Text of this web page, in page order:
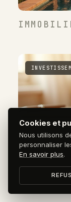
Cookies et
Nous utilisons
personnaliser
En savoir plus.